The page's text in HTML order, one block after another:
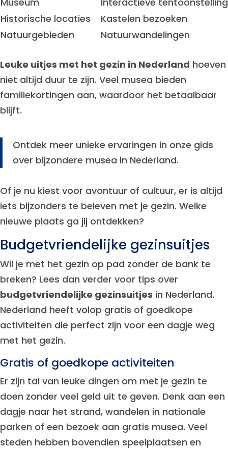
Historische locaties
Kastelen bezoeken
Natuurgebieden
Natuurwandelingen
Leuke uitjes met het gezin in Nederland hoeven
niet altijd duur te zijn. Veel musea bieden
familiekortingen aan, waardoor het betaalbaar
blijft.
Ontdek meer unieke ervaringen in onze gids
over bijzondere musea in Nederland.
Of je nu kiest voor avontuur of cultuur, er is altijd
iets bijzonders te beleven met je gezin. Welke
nieuwe plaats ga jij ontdekken?
Budgetvriendelijke gezinsuitjes
Wil je met het gezin op pad zonder de bank te
breken? Lees dan verder voor tips over
budgetvriendelijke gezinsuitjes in Nederland.
Nederland heeft volop gratis of goedkope
activiteiten die perfect zijn voor een dagje weg
met het gezin.
Gratis of goedkope activiteiten
Er zijn tal van leuke dingen om met je gezin te
doen zonder veel geld uit te geven. Denk aan een
dagje naar het strand, wandelen in nationale
parken of een bezoek aan gratis musea. Veel
steden hebben bovendien speelplaatsen en